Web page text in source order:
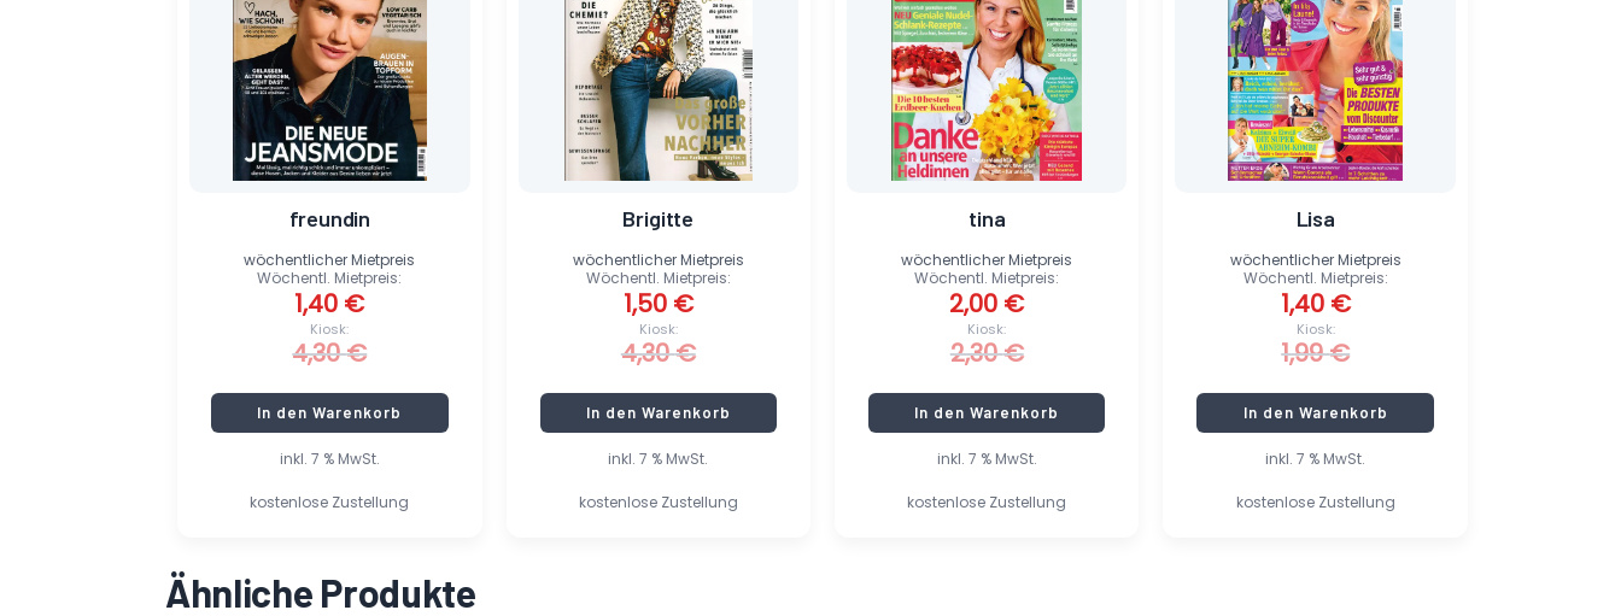
inkl. 7 % MwSt.
kostenlose Zustellung
freundin
Kiosk:
4,30€
Wöchentl. Mietpreis:
1,40 €
wöchentlicher Mietpreis
In den Warenkorb
inkl. 7 % MwSt.
kostenlose Zustellung
Brigitte
Kiosk:
4,30€
Wöchentl. Mietpreis:
1,50 €
wöchentlicher Mietpreis
In den Warenkorb
inkl. 7 % MwSt.
kostenlose Zustellung
tina
Kiosk:
2,30€
Wöchentl. Mietpreis:
2,00 €
wöchentlicher Mietpreis
In den Warenkorb
inkl. 7 % MwSt.
kostenlose Zustellung
Lisa
Kiosk:
1,99€
Wöchentl. Mietpreis:
1,40 €
wöchentlicher Mietpreis
In den Warenkorb
Ähnliche Produkte